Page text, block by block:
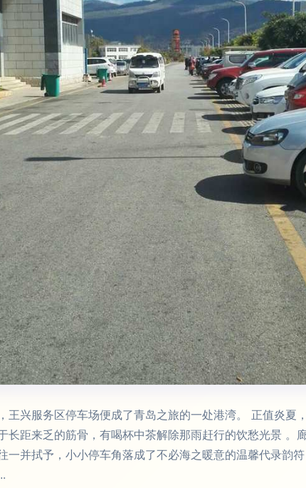
王兴服务区停车场便成了青岛之旅的一处港湾。 正值炎夏
长距来乏的筋骨，有喝杯中茶解除那雨赶行的饮愁光景 。
并拭予，小小停车角落成了不必海之暖意的温馨代录韵